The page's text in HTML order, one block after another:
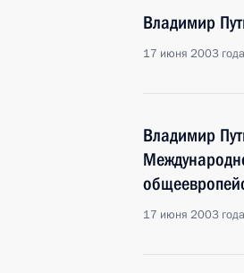
Владимир
17 июня 2003
Владимир
17 июня 2003